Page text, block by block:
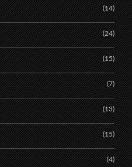
(14)
(24)
(15)
(7)
(13)
(15)
(4)